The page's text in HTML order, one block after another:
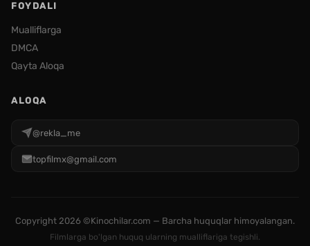
FOYDALI
Mualliflarga
DMCA
Qayta Aloqa
ALOQA
@rekla_me
topfilmx@gmail.com
Copyright 2026 ©Kinochilar.com — Barcha huquqlar himoyalangan.
Filmlarga bo'lgan huquq ularning mualliflariga tegishli.